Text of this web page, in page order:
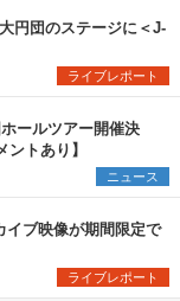
円団のステージに＜J-
ライブレポート
ールツアー開催決
トあり】
ニュース
イブ映像が期間限定で
ライブレポート